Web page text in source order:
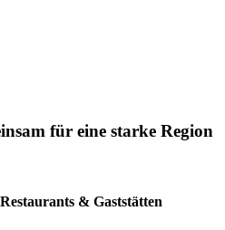
für eine starke Region
& Gaststätten